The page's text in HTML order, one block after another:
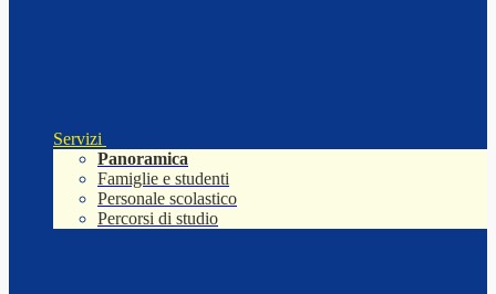
Servizi
Panoramica
Famiglie e studenti
Personale scolastico
Percorsi di studio